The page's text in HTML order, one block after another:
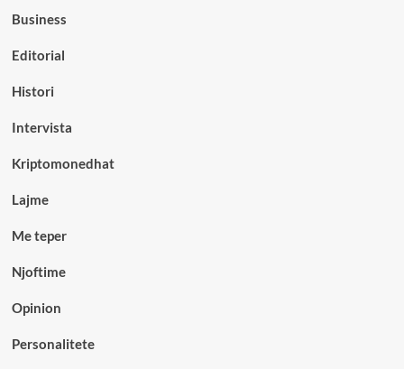
Business
Editorial
Histori
Intervista
Kriptomonedhat
Lajme
Me teper
Njoftime
Opinion
Personalitete